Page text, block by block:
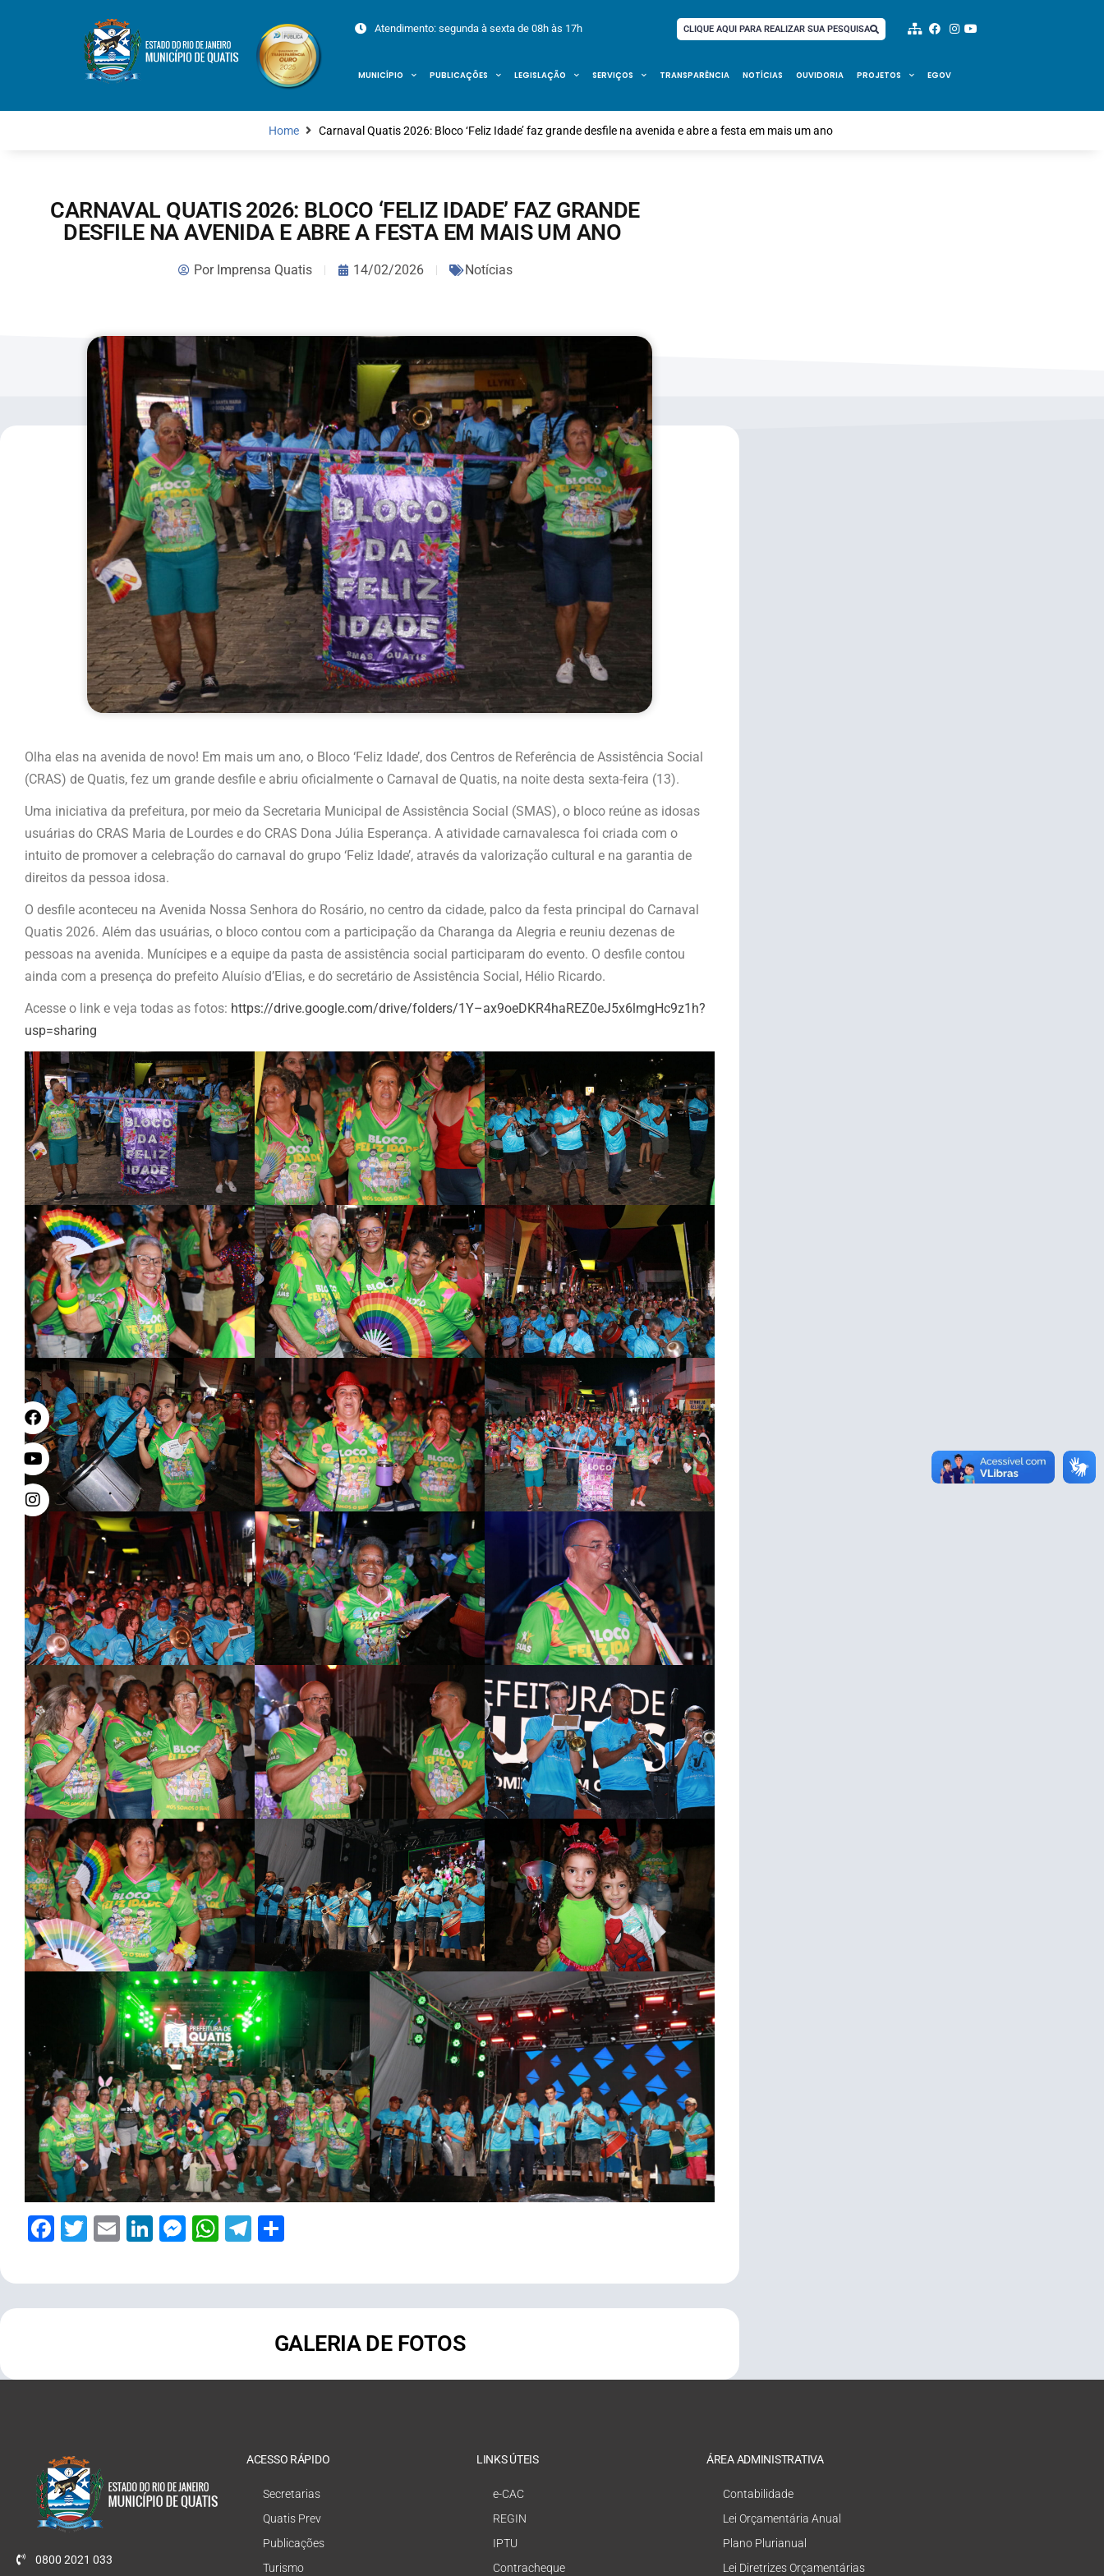
Atendimento: segunda à sexta de 08h às 17h CLIQUE AQUI PARA REALIZAR SUA PESQUISA
MUNICÍPIO PUBLICAÇÕES LEGISLAÇÃO SERVIÇOS TRANSPARÊNCIA NOTÍCIAS OUVIDORIA PROJETOS EGOV
Home Carnaval Quatis 2026: Bloco ‘Feliz Idade’ faz grande desfile na avenida e abre a festa em mais um ano
CARNAVAL QUATIS 2026: BLOCO ‘FELIZ IDADE’ FAZ GRANDE
DESFILE NA AVENIDA E ABRE A FESTA EM MAIS UM ANO
PorImprensa Quatis 14/02/2026 Notícias
Olha elas na avenida de novo! Em mais um ano, o Bloco ‘Feliz Idade’, dos Centros de Referência de Assistência Social
(CRAS) de Quatis, fez um grande desfile e abriu oficialmente o Carnaval de Quatis, na noite desta sexta-feira (13).
Uma iniciativa da prefeitura, por meio da Secretaria Municipal de Assistência Social (SMAS), o bloco reúne as idosas
usuárias do CRAS Maria de Lourdes e do CRAS Dona Júlia Esperança. A atividade carnavalesca foi criada com o
intuito de promover a celebração do carnaval do grupo ‘Feliz Idade’, através da valorização cultural e na garantia de
direitos da pessoa idosa.
O desfile aconteceu na Avenida Nossa Senhora do Rosário, no centro da cidade, palco da festa principal do Carnaval
Quatis 2026. Além das usuárias, o bloco contou com a participação da Charanga da Alegria e reuniu dezenas de
pessoas na avenida. Munícipes e a equipe da pasta de assistência social participaram do evento. O desfile contou
ainda com a presença do prefeito Aluísio d’Elias, e do secretário de Assistência Social, Hélio Ricardo.
Acesse o link e veja todas as fotos: https://drive.google.com/drive/folders/1Y–ax9oeDKR4haREZ0eJ5x6lmgHc9z1h?
usp=sharing
Facebook
Twitter
EmailLinkedIn
Messenger
WhatsApp
Telegram
GALERIA DE FOTOS
0800 2021 033
ACESSO RÁPIDO
Secretarias
Quatis Prev
Publicações
Turismo
LINKS ÚTEIS
e-CAC
REGIN
IPTU
Contracheque
ÁREA ADMINISTRATIVA
Contabilidade
Lei Orçamentária Anual
Plano Plurianual
Lei Diretrizes Orçamentárias